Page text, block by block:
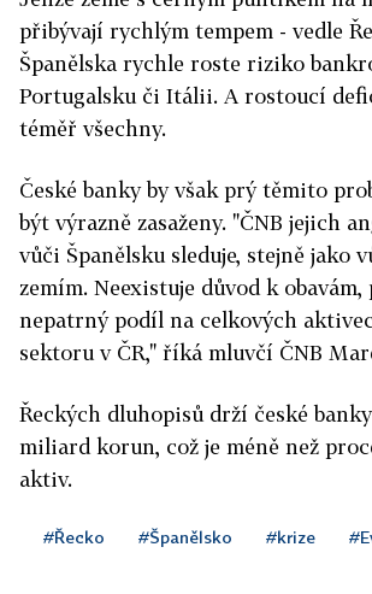
přibývají rychlým tempem - vedle
Španělska rychle roste riziko
Portugalsku či Itálii. A rostoucí
téměř všechny.
České banky by však prý těmito
být výrazně zasaženy. "ČNB jejich
vůči Španělsku sleduje, stejně jako
zemím. Neexistuje důvod k
nepatrný podíl na celkových
sektoru v ČR," říká mluvčí ČNB
Řeckých dluhopisů drží české
miliard korun, což je méně než
aktiv.
#Řecko #Španělsko #krize